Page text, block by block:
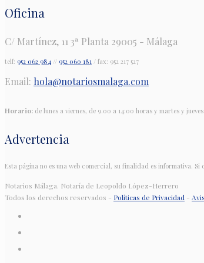
Oficina
C/ Martínez, 11 3ª Planta 29005 - Málaga
telf: 952 062 984 // 952 060 181 / fax: 952 217 527
Email: hola@notariosmalaga.com
Horario: de lunes a viernes, de 9.00 a 14:00 horas y martes y
Advertencia
Esta página no es una web comercial, su finalidad es informativa.
Notarios Málaga. Notaría de Leopoldo López-Herrero
Todos los derechos reservados - Políticas de Privacidad -